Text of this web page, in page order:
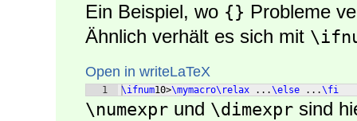
Ein Beispiel, wo {} Probleme
Ähnlich verhält es sich mit
Open in writeLaTeX
1 \ifnum10>\mymacro\relax ...\else ...\fi
\numexpr und \dimexpr sind